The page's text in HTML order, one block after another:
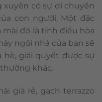
có sự di chuyển
con người. Một đặc
đó là tính điều hòa
ngôi nhà của bạn sẽ
giải quyết được sự
khác.
giá rẻ, gạch terrazzo